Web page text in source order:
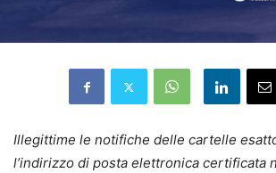
Illegittime le notifiche delle cartelle
l’indirizzo di posta elettronica certificata